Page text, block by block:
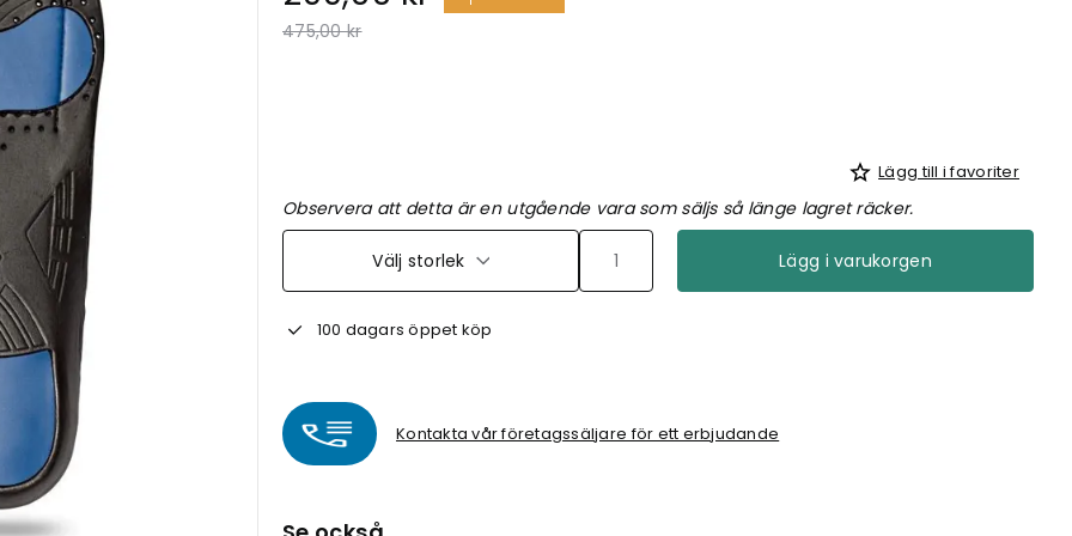
Pris nedsatt från
475,00 krtill
Lägg till i favoriter
Observera att detta är en utgående vara som säljs så länge lagret räcker.
Välj storlek Lägg i varukorgen
100 dagars öppet köp
Kontakta vår företagssäljare för ett erbjudande